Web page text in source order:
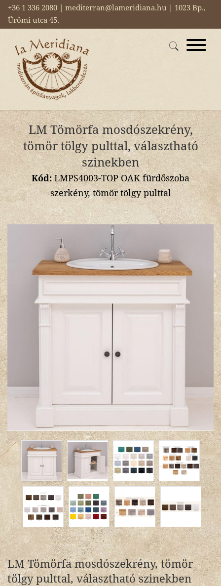
+36 1 336 2080 | mediterran@lameridiana.hu | 1023 Bp.,
Ürömi utca 45.
LM Tömörfa mosdószekrény,
tömör tölgy pulttal, választható
szinekben
Kód:LMPS4003-TOP OAK fürdőszoba
szerkény, tömör tölgy pulttal
LM Tömörfa mosdószekrény, tömör
tölgy pulttal, választható szinekben